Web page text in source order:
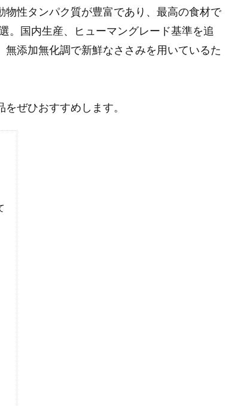
性タンパク質が豊富であり、最高の食材で
。国内生産、ヒューマングレード基準を追
添加無化調で新鮮なささみを用いているた
ぜひおすすめします。